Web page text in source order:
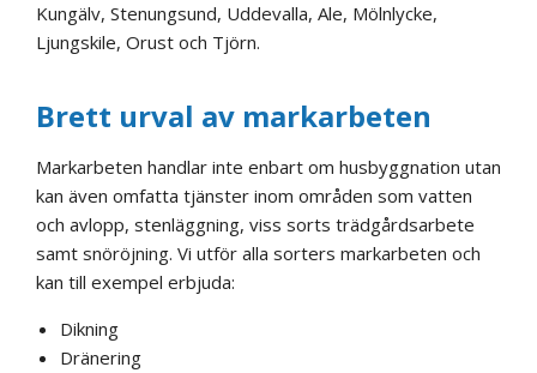
Kungälv, Stenungsund, Uddevalla, Ale, Mölnlycke,
Ljungskile, Orust och Tjörn.
Brett urval av markarbeten
Markarbeten handlar inte enbart om husbyggnation utan
kan även omfatta tjänster inom områden som vatten
och avlopp, stenläggning, viss sorts trädgårdsarbete
samt snöröjning. Vi utför alla sorters markarbeten och
kan till exempel erbjuda:
Dikning
Dränering